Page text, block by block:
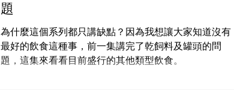
題
為什麼這個系列都只講缺點？因為我想讓大家知道沒有
最好的飲食這種事，前一集講完了乾飼料及罐頭的問
題，這集來看看目前盛行的其他類型飲食。